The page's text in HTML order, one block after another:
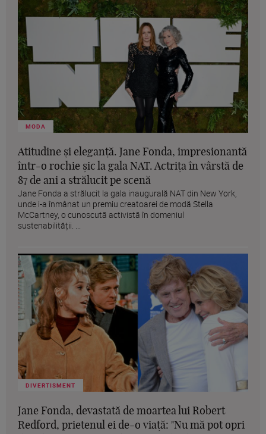
MODA
Atitudine și eleganță. Jane Fonda, impresionantă
într-o rochie șic la gala NAT. Actrița în vârstă de
87 de ani a strălucit pe scenă
Jane Fonda a strălucit la gala inaugurală NAT din New York,
unde i-a înmânat un premiu creatoarei de modă Stella
McCartney, o cunoscută activistă în domeniul
sustenabilității. ...
DIVERTISMENT
Jane Fonda, devastată de moartea lui Robert
Redford, prietenul ei de-o viață: "Nu mă pot opri